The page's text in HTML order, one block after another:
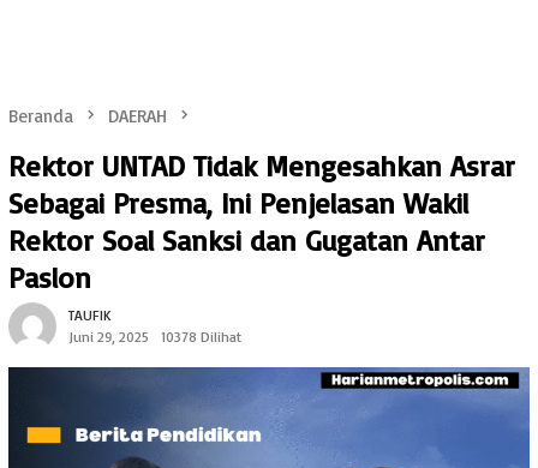
Beranda DAERAH
Rektor UNTAD Tidak Mengesahkan Asrar
Sebagai Presma, Ini Penjelasan Wakil
Rektor Soal Sanksi dan Gugatan Antar
Paslon
TAUFIK
Juni 29, 2025
10378 Dilihat